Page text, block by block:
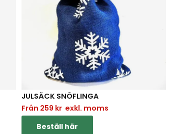
JULSÄCK SNÖFLINGA
Från 259 krexkl. moms
Beställ här